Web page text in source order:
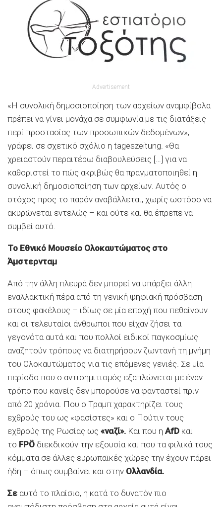
Advertisement
«Η συνολική δημοσιοποίηση των αρχείων αναμφίβολα
πρέπει να γίνει μονάχα σε συμφωνία με τις διατάξεις
περί προστασίας των προσωπικών δεδομένων»,
γράφει σε σχετικό σχόλιο η tageszeitung. «Θα
χρειαστούν περαιτέρω διαβουλεύσεις […] για να
καθοριστεί το πώς ακριβώς θα πραγματοποιηθεί η
συνολική δημοσιοποίηση των αρχείων. Αυτός ο
στόχος προς το παρόν αναβάλλεται, χωρίς ωστόσο να
ακυρώνεται εντελώς – και ούτε και θα έπρεπε να
συμβεί αυτό.
Το Εθνικό Μουσείο Ολοκαυτώματος στο
Άμστερνταμ
Από την άλλη πλευρά δεν μπορεί να υπάρξει άλλη
εναλλακτική πέρα από τη γενική ψηφιακή πρόσβαση
στους φακέλους – ιδίως σε μία εποχή που πεθαίνουν
και οι τελευταίοι άνθρωποι που είχαν ζήσει τα
γεγονότα αυτά και που πολλοί ειδικοί παγκοσμίως
αναζητούν τρόπους να διατηρήσουν ζωντανή τη μνήμη
του Ολοκαυτώματος για τις επόμενες γενιές. Σε μία
περίοδο που ο αντισημιτισμός εξαπλώνεται με έναν
τρόπο που κανείς δεν μπορούσε να φανταστεί πριν
από 20 χρόνια. Που ο Τραμπ χαρακτηρίζει τους
εχθρούς του ως «φασίστες» και ο Πούτιν τους
εχθρούς της Ρωσίας ως «ναζί». Και που η AfD και
το FPÖ διεκδικούν την εξουσία και που τα φιλικά τους
κόμματα σε άλλες ευρωπαϊκές χώρες την έχουν πάρει
ήδη – όπως συμβαίνει και στην Ολλανδία.
Σε αυτό το πλαίσιο, η κατά το δυνατόν πιο